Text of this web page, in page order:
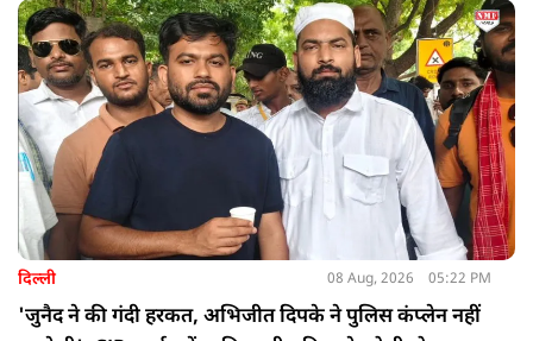
दिल्ली 08 Aug, 2026 05:22 PM
'जुनैद ने की गंदी हरकत, अभिजीत दिपके ने पुलिस कंप्लेन नहीं